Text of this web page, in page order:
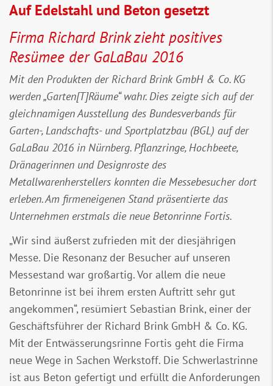
Auf Edelstahl und Beton gesetzt
Firma Richard Brink zieht positives
Resümee der GaLaBau 2016
Mit den Produkten der Richard Brink GmbH & Co. KG
werden „Garten[T]Räume“ wahr. Dies zeigte sich auf der
gleichnamigen Ausstellung des Bundesverbands für
Garten-, Landschafts- und Sportplatzbau (BGL) auf der
GaLaBau 2016 in Nürnberg. Pflanzringe, Hochbeete,
Dränagerinnen und Designroste des
Metallwarenherstellers konnten die Messebesucher dort
erleben. Am firmeneigenen Stand präsentierte das
Unternehmen erstmals die neue Betonrinne Fortis.
„Wir sind äußerst zufrieden mit der diesjährigen
Messe. Die Resonanz der Besucher auf unseren
Messestand war großartig. Vor allem die neue
Betonrinne ist bei ihrem ersten Auftritt sehr gut
angekommen“, resümiert Sebastian Brink, einer der
Geschäftsführer der Richard Brink GmbH & Co. KG.
Mit der Entwässerungsrinne Fortis geht die Firma
neue Wege in Sachen Werkstoff. Die Schwerlastrinne
ist aus Beton gefertigt und erfüllt die Anforderungen